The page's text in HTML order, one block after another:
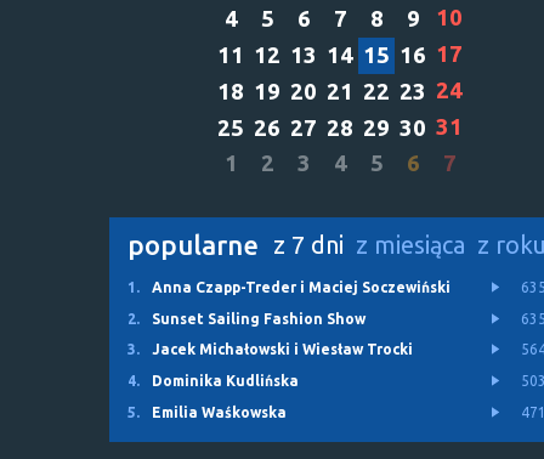
4
5 6 7 8 9
10
11 12 13 14 15 16 17
18 19 20 21 22 23 24
25 26 27 28 29 30 31
1
2 3 4 5 6 7
popularne z 7 dni z miesiąca z
1. Anna Czapp-Treder i Maciej Soczewiński
2.
Sunset Sailing Fashion Show
3.
Jacek Michałowski i Wiesław Trocki
4.
Dominika Kudlińska
5.
Emilia Waśkowska